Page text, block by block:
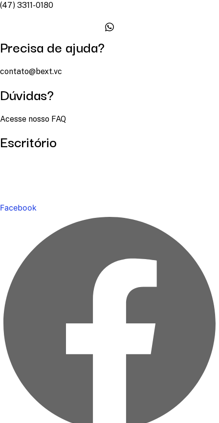
(47) 3311-0180
Precisa de ajuda?
contato@bext.vc
Dúvidas?
Acesse nosso FAQ
Escritório
Facebook